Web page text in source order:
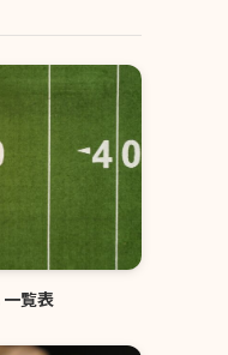
覧表